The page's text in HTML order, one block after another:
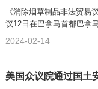
《消除烟草制品非法贸易
议12日在巴拿马首都巴拿
2024-02-14
美国众议院通过国土